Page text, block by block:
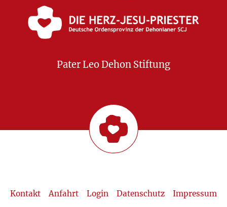
Pater Leo Dehon Stiftung
Kontakt Anfahrt Login Datenschutz Impressum